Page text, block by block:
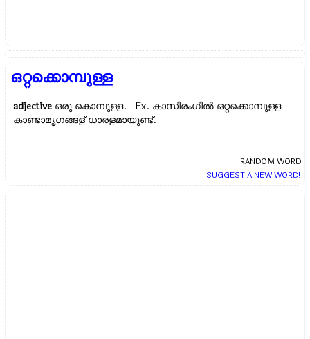
ഒറ്റക്കൊമ്പുള്ള
adjective ഒരു കൊമ്പുള്ള. Ex. കാസിരംഗില്‍ ഒറ്റക്കൊമ്പുള്ള
കാണ്ടാമൃഗങ്ങള് ധാരളമായുണ്ട്.
RANDOM WORD
SUGGEST A NEW WORD!